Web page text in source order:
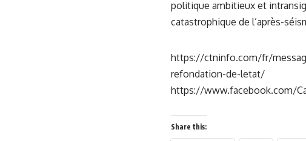
politique ambitieux et
catastrophique de l’après-
https://ctninfo.com/fr/
refondation-de-letat/
https://www.facebook.com/
Share this: